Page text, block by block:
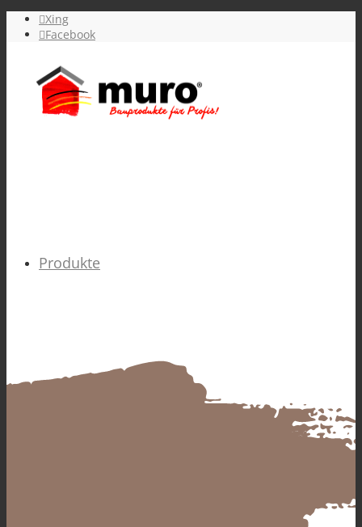
Xing
Facebook
Produkte
muro Allround Latex